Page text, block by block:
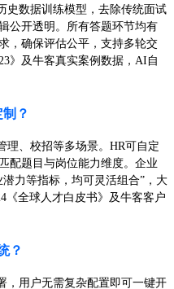
史数据训练模型，去除传统面试
公开透明。所有答题环节均有
，确保评估公平，支持多轮交
》及牛客真实案例数据，AI自
？
、校招等多场景。HR可自定
配题目与岗位能力维度。企业
力等指标，均可灵活组合”，大
《全球人才白皮书》及牛客客户
？
，用户无需复杂配置即可一键开